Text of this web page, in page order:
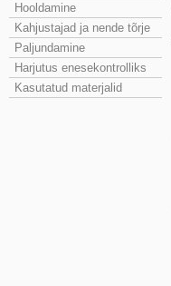
Hooldamine
Kahjustajad ja nende tõrje
Paljundamine
Harjutus enesekontrolliks
Kasutatud materjalid